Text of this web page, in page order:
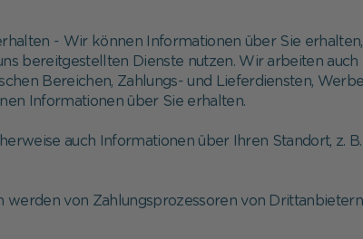
- Wir können Informationen über Sie
bereitgestellten Dienste nutzen. Wir arbeiten
Bereichen, Zahlungs- und Lieferdiensten,
Informationen über Sie erhalten.
auch Informationen über Ihren Standort, z.
werden von Zahlungsprozessoren von